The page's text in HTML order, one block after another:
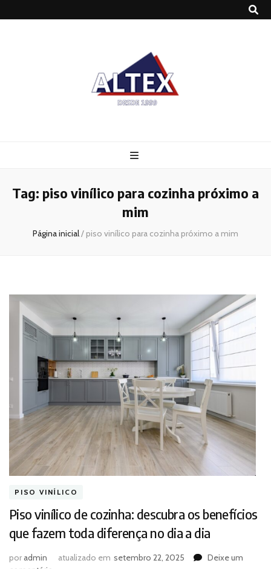
Tag: piso vinílico para cozinha próximo a
mim
Página inicial/ piso vinílico para cozinha próximo a mim
PISO VINÍLICO
Piso vinílico de cozinha: descubra os benefícios
que fazem toda diferença no dia a dia
poradmin atualizado em setembro 22, 2025
Deixe um